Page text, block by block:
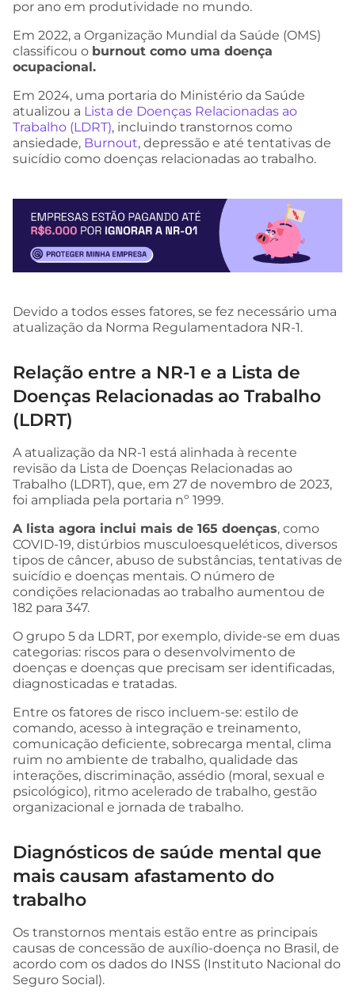
por ano em produtividade no mundo.
Em 2022, a Organização Mundial da Saúde (OMS)
classificou o burnout como uma doença
ocupacional.
Em 2024, uma portaria do Ministério da Saúde
atualizou a Lista de Doenças Relacionadas ao
Trabalho (LDRT), incluindo transtornos como
ansiedade, Burnout, depressão e até tentativas de
suicídio como doenças relacionadas ao trabalho.
Devido a todos esses fatores, se fez necessário uma
atualização da Norma Regulamentadora NR-1.
Relação entre a NR-1 e a Lista de
Doenças Relacionadas ao Trabalho
(LDRT)
A atualização da NR-1 está alinhada à recente
revisão da Lista de Doenças Relacionadas ao
Trabalho (LDRT), que, em 27 de novembro de 2023,
foi ampliada pela portaria nº 1999.
A lista agora inclui mais de 165 doenças, como
COVID-19, distúrbios musculoesqueléticos, diversos
tipos de câncer, abuso de substâncias, tentativas de
suicídio e doenças mentais. O número de
condições relacionadas ao trabalho aumentou de
182 para 347.
O grupo 5 da LDRT, por exemplo, divide-se em duas
categorias: riscos para o desenvolvimento de
doenças e doenças que precisam ser identificadas,
diagnosticadas e tratadas.
Entre os fatores de risco incluem-se: estilo de
comando, acesso à integração e treinamento,
comunicação deficiente, sobrecarga mental, clima
ruim no ambiente de trabalho, qualidade das
interações, discriminação, assédio (moral, sexual e
psicológico), ritmo acelerado de trabalho, gestão
organizacional e jornada de trabalho.
Diagnósticos de saúde mental que
mais causam afastamento do
trabalho
Os transtornos mentais estão entre as principais
causas de concessão de auxílio-doença no Brasil, de
acordo com os dados do INSS (Instituto Nacional do
Seguro Social).